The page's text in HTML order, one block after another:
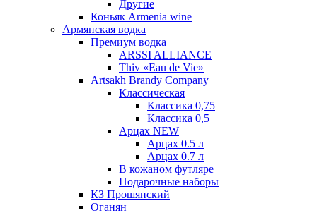
Другие
Коньяк Armenia wine
Армянская водка
Премиум водка
ARSSI ALLIANCE
Thiv «Eau de Vie»
Artsakh Brandy Company
Классическая
Классика 0,75
Классика 0,5
Арцах NEW
Арцах 0.5 л
Арцах 0.7 л
В кожаном футляре
Подарочные наборы
КЗ Прошянский
Оганян